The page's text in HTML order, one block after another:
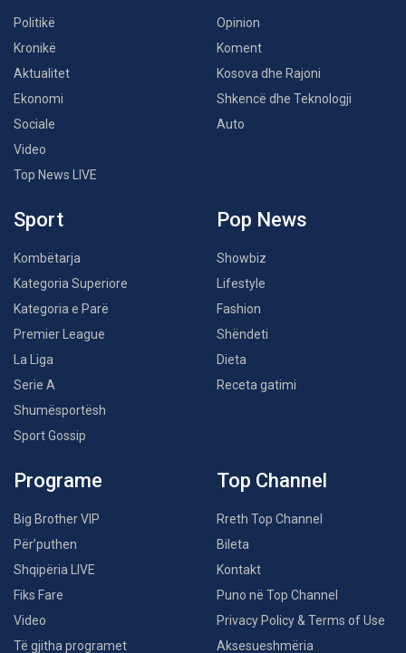
Politikë
Kronikë
Aktualitet
Ekonomi
Sociale
Video
Top News LIVE
Opinion
Koment
Kosova dhe Rajoni
Shkencë dhe Teknologji
Auto
Sport
Kombëtarja
Kategoria Superiore
Kategoria e Parë
Premier League
La Liga
Serie A
Shumësportësh
Sport Gossip
Pop News
Showbiz
Lifestyle
Fashion
Shëndeti
Dieta
Receta gatimi
Programe
Big Brother VIP
Për’puthen
Shqipëria LIVE
Fiks Fare
Video
Të gjitha programet
Top Channel
Rreth Top Channel
Bileta
Kontakt
Puno në Top Channel
Privacy Policy & Terms of Use
Aksesueshmëria